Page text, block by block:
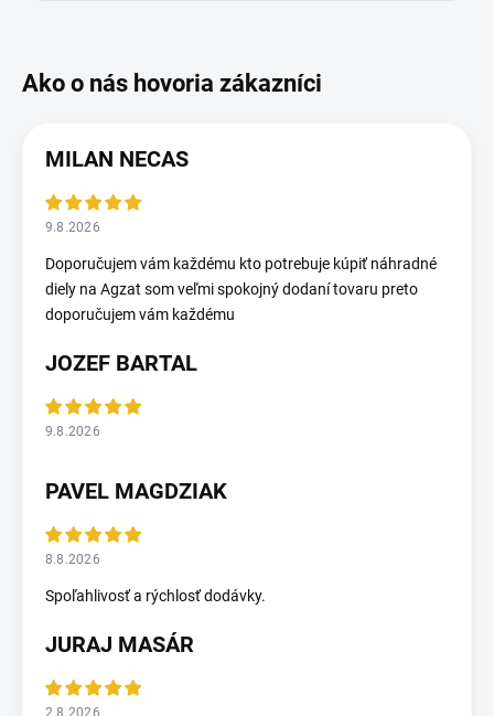
MILAN NECAS
9.8.2026
Doporučujem vám každému kto potrebuje kúpiť náhradné
diely na Agzat som veľmi spokojný dodaní tovaru preto
doporučujem vám každému
JOZEF BARTAL
9.8.2026
PAVEL MAGDZIAK
8.8.2026
Spoľahlivosť a rýchlosť dodávky.
JURAJ MASÁR